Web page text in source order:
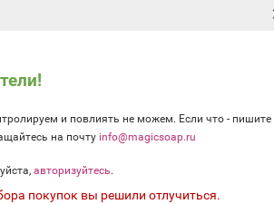
и повлиять не можем. Если что - пишите
на почту info@magicsoap.ru
авторизуйтесь.
покупок вы решили отлучиться.